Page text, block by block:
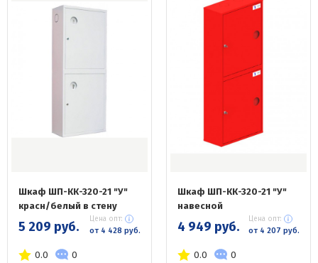
Шкаф ШП-КК-320-21 "У"
красн/белый в стену
5 209 руб. Цена опт:
от 4 428 руб.
0.0 0
Шкаф ШП-КК-320-21 "У"
навесной
4 949 руб. Цена опт:
от 4 207 руб.
0.0 0